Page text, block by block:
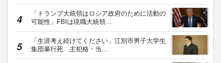
「トランプ大統領はロシア政府のために活動の
可能性」FBIは現職大統領…
「生涯考え続けてください」江別市男子大学生
集団暴行死 主犯格・当…